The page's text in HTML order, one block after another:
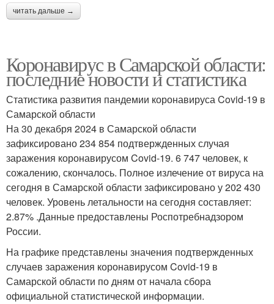
читать дальше →
Коронавирус в Самарской области:
последние новости и статистика
Статистика развития пандемии коронавируса Covid-19 в
Самарской области
На 30 декабря 2024 в Самарской области
зафиксировано 234 854 подтвержденных случая
заражения коронавирусом Covid-19. 6 747 человек, к
сожалению, скончалось. Полное излечение от вируса на
сегодня в Самарской области зафиксировано у 202 430
человек. Уровень летальности на сегодня составляет:
2.87% .Данные предоставлены Роспотребнадзором
России.
На графике представлены значения подтвержденных
случаев заражения коронавирусом Covid-19 в
Самарской области по дням от начала сбора
официальной статистической информации.